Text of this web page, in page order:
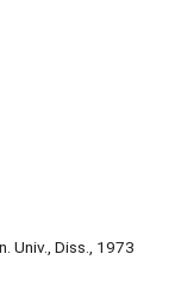
Univ., Diss., 1973